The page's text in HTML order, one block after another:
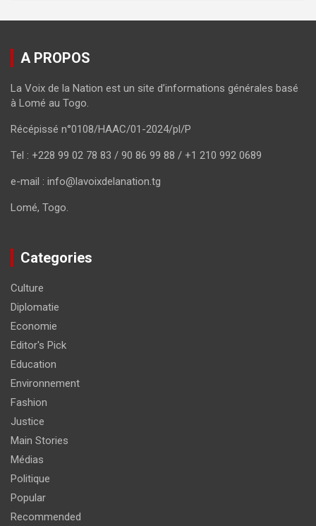
A PROPOS
La Voix de la Nation est un site d’informations générales basé
à Lomé au Togo.
Récépissé n°0108/HAAC/01-2024/pl/P
Tel : +228 99 02 78 83 / 90 86 99 88 / +1 210 992 0689
e-mail : info@lavoixdelanation.tg
Lomé, Togo.
Categories
Culture
Diplomatie
Economie
Editor's Pick
Education
Environnement
Fashion
Justice
Main Stories
Médias
Politique
Popular
Recommended